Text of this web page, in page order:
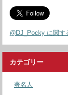
@DJ_Pocky に関す
カテゴリー
著名人